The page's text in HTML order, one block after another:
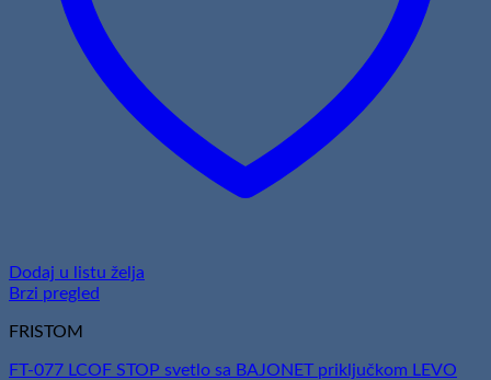
Dodaj u listu želja
Brzi pregled
FRISTOM
FT-077 LCOF STOP svetlo sa BAJONET priključkom LEVO